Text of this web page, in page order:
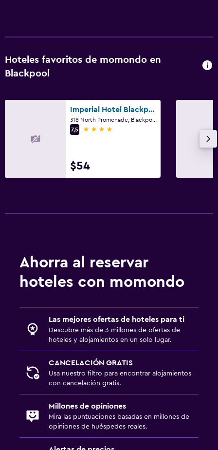
Hoteles favoritos de momondo en
Blackpool
Imperial Hotel Blackpool
7,5
4 estrellas
$54
Ahorra al reservar
hoteles con momondo
Las mejores ofertas de hoteles para ti
Descubre más de 3 millones de ofertas de
hoteles y alojamientos en un solo lugar.
CANCELACIÓN GRATIS
Usa nuestro filtro para encontrar alojamientos
con cancelación gratis.
Millones de opiniones
Mira las puntuaciones basadas en millones de
opiniones de huéspedes reales.